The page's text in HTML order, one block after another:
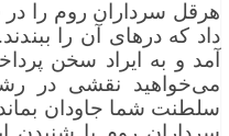
هرقل سرداران روم را
داد كه درهای آن را
آمد و به ایراد سخن
می‌خواهید نقشی در
سلطنت شما جاودان